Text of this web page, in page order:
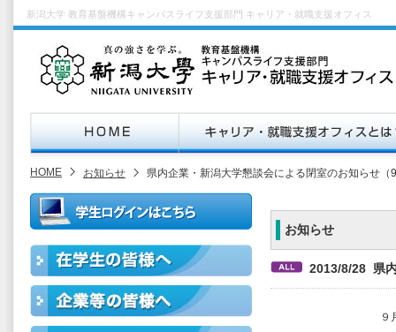
新潟大学 教育基盤機構キャンパスライフ支援部門 キャリア・就職支援オフィス
HOME お知らせ 県内企業・新潟大学懇談会による閉室のお知らせ（
お知らせ
2013/8/28 県
９